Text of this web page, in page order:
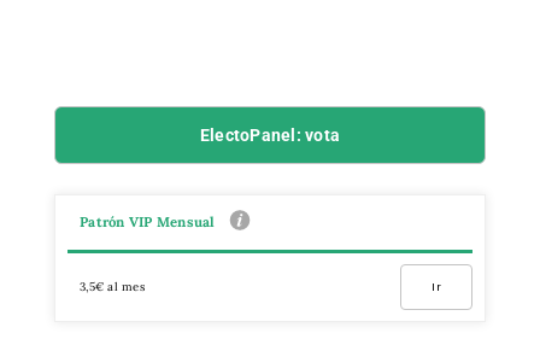
ElectoPanel: vota
Patrón VIP Mensual
3,5€ al mes Ir